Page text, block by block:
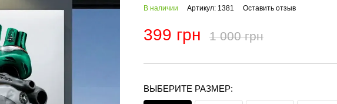
В наличии Артикул: 1381 Оставить отзыв
399 грн 1 000 грн
ВЫБЕРИТЕ РАЗМЕР: